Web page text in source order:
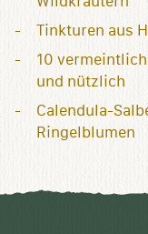
Tinkturen aus
10
und nützlich
Calendula-
Ringelblumen